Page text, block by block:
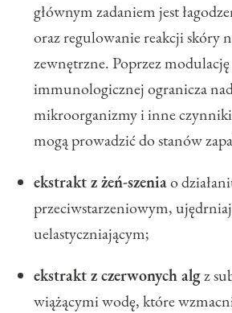
głównym zadaniem jest
oraz regulowanie reakcji skóry
zewnętrzne. Poprzez
immunologicznej ogranicza
mikroorganizmy i inne
mogą prowadzić do stanów
ekstrakt zżeń-szeniao
przeciwstarzeniowym,
uelastyczniającym;
ekstrakt z czerwonych algz
wiążącymi wodę, które